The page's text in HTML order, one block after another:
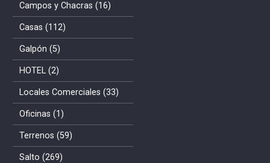
Campos y Chacras (16)
Casas (112)
Galpón (5)
HOTEL (2)
Locales Comerciales (33)
Oficinas (1)
Terrenos (59)
Salto (269)